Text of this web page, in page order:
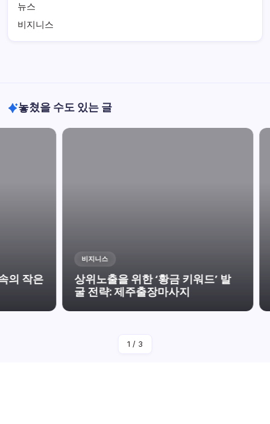
뉴스
비지니스
놓쳤을 수도 있는 글
은
비지니스
상위노출을 위한 ‘황금 키워드’ 발
굴 전략: 제주출장마사지
1 / 3